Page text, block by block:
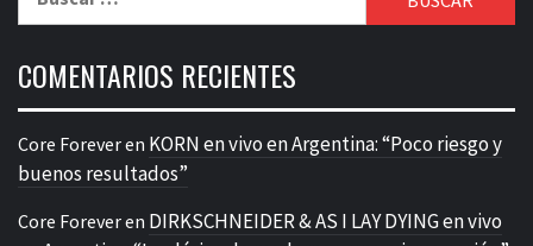
COMENTARIOS RECIENTES
Core Foreveren KORN en vivo en Argentina: “Poco riesgo y
buenos resultados”
Core Foreveren DIRKSCHNEIDER & AS I LAY DYING en vivo